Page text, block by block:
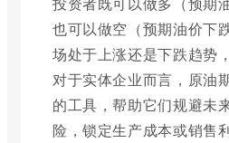
也可以做空（预期油价下
场处于上涨还是下跌趋势
对于实体企业而言，原油
的工具，帮助它们规避未
险，锁定生产成本或销售